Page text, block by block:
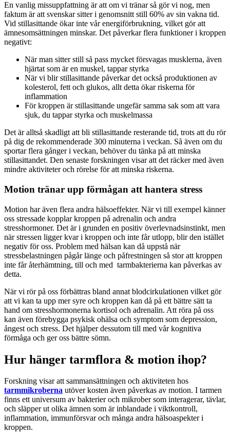
En vanlig missuppfattning är att om vi tränar så gör vi nog, men
faktum är att svenskar sitter i genomsnitt still 60% av sin vakna tid.
Vid stillasittande ökar inte vår energiförbrukning, vilket gör att
ämnesomsättningen minskar. Det påverkar flera funktioner i kroppen
negativt:
När man sitter still så pass mycket försvagas musklerna, även
hjärtat som är en muskel, tappar styrka
När vi blir stillasittande påverkar det också produktionen av
kolesterol, fett och glukos, allt detta ökar riskerna för
inflammation
För kroppen är stillasittande ungefär samma sak som att vara
sjuk, du tappar styrka och muskelmassa
Det är alltså skadligt att bli stillasittande resterande tid, trots att du rör
på dig de rekommenderade 300 minuterna i veckan. Så även om du
sportar flera gånger i veckan, behöver du tänka på att minska
stillasittandet. Den senaste forskningen visar att det räcker med även
mindre aktiviteter och rörelse för att minska riskerna.
Motion tränar upp förmågan att hantera stress
Motion har även flera andra hälsoeffekter. När vi till exempel känner
oss stressade kopplar kroppen på adrenalin och andra
stresshormoner. Det är i grunden en positiv överlevnadsinstinkt, men
när stressen ligger kvar i kroppen och inte får utlopp, blir den istället
negativ för oss. Problem med hälsan kan då uppstå när
stressbelastningen pågår länge och påfrestningen så stor att kroppen
inte får återhämtning, till och med tarmbakterierna kan påverkas av
detta.
När vi rör på oss förbättras bland annat blodcirkulationen vilket gör
att vi kan ta upp mer syre och kroppen kan då på ett bättre sätt ta
hand om stresshormonerna kortisol och adrenalin. Att röra på oss
kan även förebygga psykisk ohälsa och symptom som depression,
ångest och stress. Det hjälper dessutom till med vår kognitiva
förmåga och ger oss bättre sömn.
Hur hänger tarmflora & motion ihop?
Forskning visar att sammansättningen och aktiviteten hos
tarmmikroberna utöver kosten även påverkas av motion. I tarmen
finns ett universum av bakterier och mikrober som interagerar, tävlar,
och släpper ut olika ämnen som är inblandade i viktkontroll,
inflammation, immunförsvar och många andra hälsoaspekter i
kroppen.